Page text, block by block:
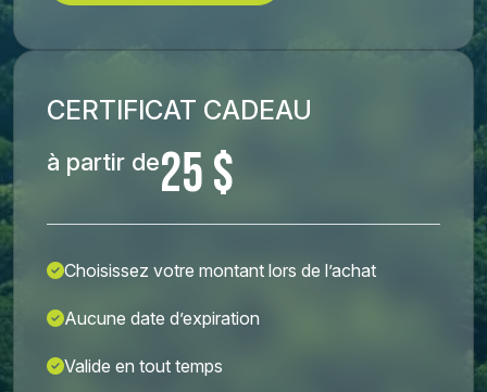
CERTIFICAT CADEAU
à partir de25 $
Choisissez votre montant lors de l’achat
Aucune date d’expiration
Valide en tout temps